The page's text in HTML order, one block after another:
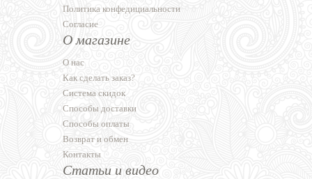
Политика конфедициальности
Согласие
О магазине
О нас
Как сделать заказ?
Система скидок
Способы доставки
Способы оплаты
Возврат и обмен
Контакты
Статьи и видео